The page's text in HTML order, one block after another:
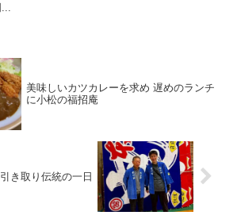
美味しいカツカレーを求め 遅めのランチ
に小松の福招庵
き取り伝統の一日